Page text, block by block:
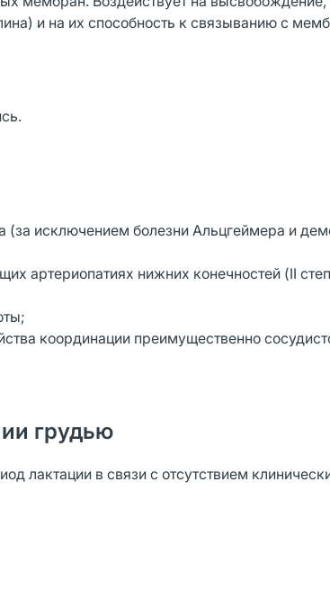
и на их способность к связыванию с
(за исключением болезни Альцгеймера и
артериопатиях нижних конечностей (II
координации преимущественно
грудью
лактации в связи с отсутствием